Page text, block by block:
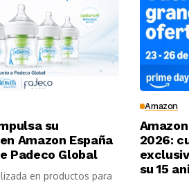
su
Amazon España
Padeco Global
en productos para
Amazon
2026:
su 15